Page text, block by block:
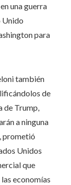
una guerra
Unido
para
también
de
de Trump,
a ninguna
prometió
Unidos
que
economías